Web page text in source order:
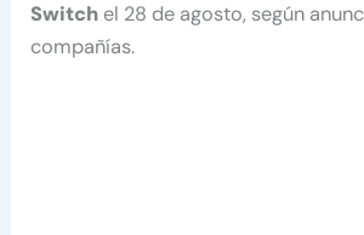
Switch el 28 de agosto, según
compañías.